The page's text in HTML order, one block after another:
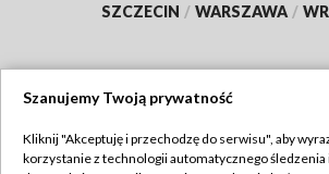
SZCZECIN / WARSZAWA /
TVP
Szanujemy Twoją prywatność
Kliknij "Akceptuję i przechodzę do serwisu", aby
korzystanie z technologii automatycznego śledzenia